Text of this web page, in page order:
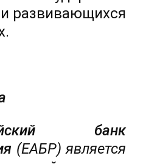
развивающихся
банк
(ЕАБР) является